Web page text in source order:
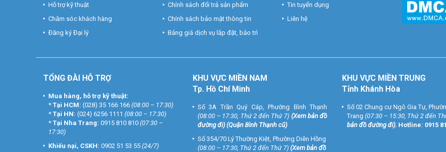
Hỗ trợ kỹ thuật
Chăm sóc khách hàng
Đăng ký Đại lý
Chính sách đổi trả sản phẩm
Chính sách bảo mật thông tin
Bảng giá dịch vụ lắp đặt, bảo trì
Tin tuyển dụng
Liên hệ
TỔNG ĐÀI HỖ TRỢ
Mua hàng, hỗ trợ kỹ thuật:
* Tại HCM: (028) 35 166 166 (08:00 – 17:30)
* Tại HN: (024) 6256 1111 (08:00 – 17:30)
* Tại Nha Trang: 0915 810 810 (07:30 –
17:30)
Khiếu nại, CSKH: 0902 51 53 55 (24/7)
KHU VỰC MIỀN NAM
Tp. Hồ Chí Minh
Số 3A Trần Quý Cáp, Phường Bình Thạnh
(08:00 – 17:30, Thứ 2 đến Thứ 7) (Xem bản đồ
đường đi) (Quận Bình Thạnh cũ)
Số 354/70 Lý Thường Kiệt, Phường Diên Hồng
(08:00 – 17:30, Thứ 2 đến Thứ 7) (Xem bản đồ
KHU VỰC MIỀN TRUNG
Tỉnh Khánh Hòa
Số 02 Chung cư Ngô Gia Tự,
Trang (07:30 – 15:30, Thứ 2 đến
bản đồ đường đi). Hotline: 0915